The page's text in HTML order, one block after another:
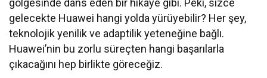
gölgesinde dans eden bir hikaye gibi. Peki, sizce
gelecekte Huawei hangi yolda yürüyebilir? Her şey,
teknolojik yenilik ve adaptilik yeteneğine bağlı.
Huawei’nin bu zorlu süreçten hangi başarılarla
çıkacağını hep birlikte göreceğiz.